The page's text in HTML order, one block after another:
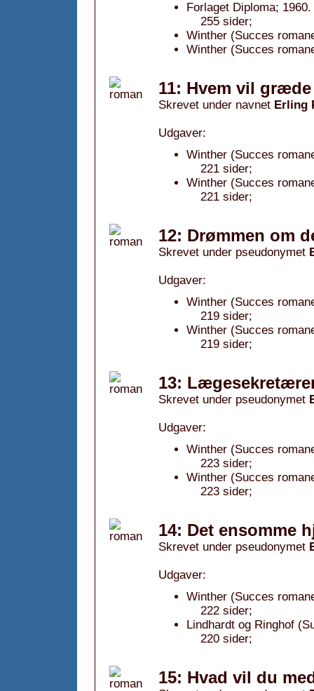
Forlaget Diploma; 1960.
255 sider;
Winther (Succes
Winther (Succes
11: Hvem vil
Skrevet under navnet Erling
Udgaver:
Winther (Succes
221 sider;
Winther (Succes
221 sider;
12: Drømmen om
Skrevet under pseudonymet
Udgaver:
Winther (Succes
219 sider;
Winther (Succes
219 sider;
13:
Skrevet under pseudonymet
Udgaver:
Winther (Succes
223 sider;
Winther (Succes
223 sider;
14: Det ensomme
Skrevet under pseudonymet
Udgaver:
Winther (Succes
222 sider;
Lindhardt og Ringhof
220 sider;
15: Hvad vil du